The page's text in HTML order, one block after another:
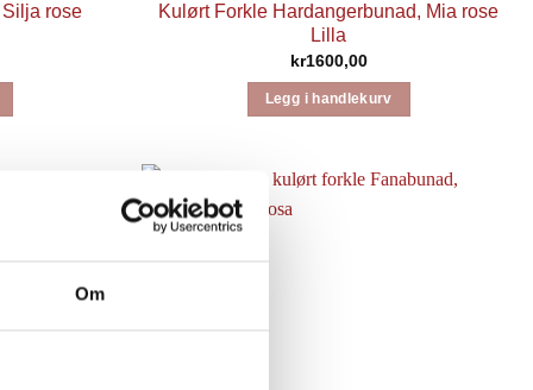
Om
rose
Kulørt Forkle Hardangerbunad, Mia rose
Lilla
kr1600,00
Legg i handlekurv